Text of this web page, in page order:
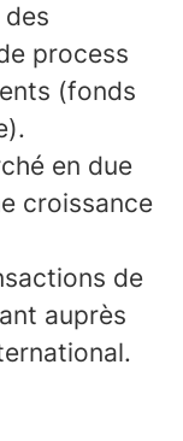
process
(fonds
en due
croissance
de
auprès